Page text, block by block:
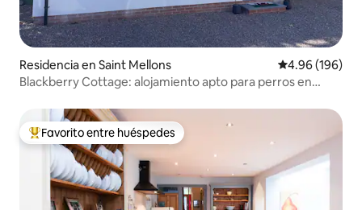
Residencia en Saint Mellons Calificación
4.96 (196)
Blackberry Cottage: alojamiento apto para perros en
De los mejores en Favorito entre huéspedes
Favorito entre huéspedes